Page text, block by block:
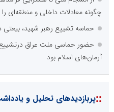
چگونه معادلات داخلی و منطقه‌ای را
حماسه تشییع رهبر شهید، بیعتی
حضور حماسی ملت عراق درتشییع
آرمان‌های اسلام بود
::پربازدیدهای تحلیل و